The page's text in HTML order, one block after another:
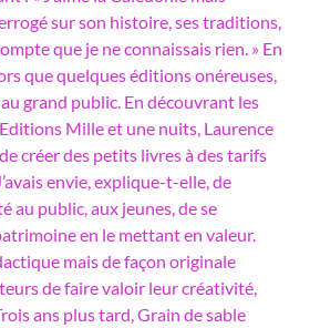
sur son histoire, ses traditions,
que je ne connaissais rien. » En
que quelques éditions onéreuses,
grand public. En découvrant les
Mille et une nuits, Laurence
créer des petits livres à des tarifs
envie, explique-t-elle, de
au public, aux jeunes, de se
en le mettant en valeur.
mais de façon originale
de faire valoir leur créativité,
ans plus tard, Grain de sable